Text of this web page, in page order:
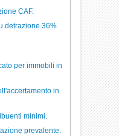
CAF.
detrazione 36%
per immobili in
in
minimi.
prevalente.